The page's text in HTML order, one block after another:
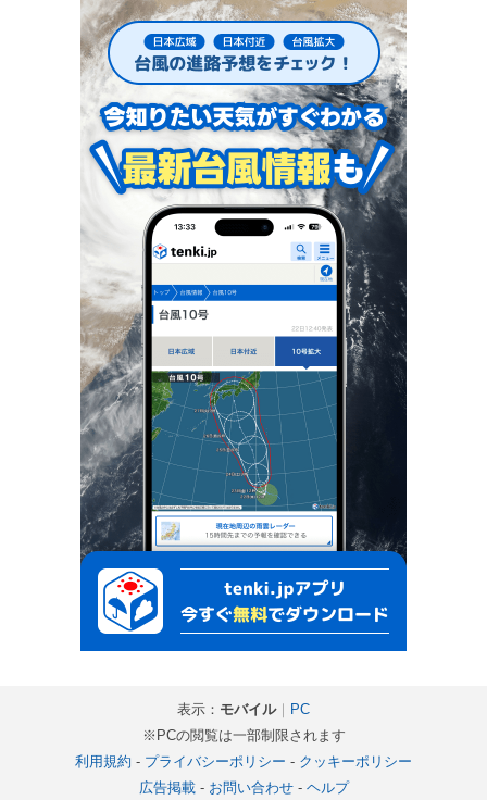
表示： モバイル｜ PC
※PCの閲覧は一部制限されます
利用規約 - プライバシーポリシー - クッキーポリシー
広告掲載- お問い合わせ- ヘルプ